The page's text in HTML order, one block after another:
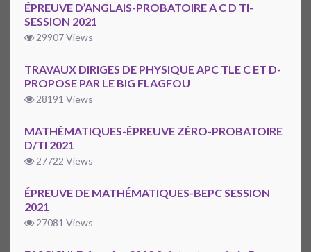
ÉPREUVE D’ANGLAIS-PROBATOIRE A C D TI-
SESSION 2021
29907 Views
TRAVAUX DIRIGES DE PHYSIQUE APC TLE C ET D-
PROPOSE PAR LE BIG FLAGFOU
28191 Views
MATHÉMATIQUES-ÉPREUVE ZÉRO-PROBATOIRE
D/TI 2021
27722 Views
ÉPREUVE DE MATHÉMATIQUES-BEPC SESSION
2021
27081 Views